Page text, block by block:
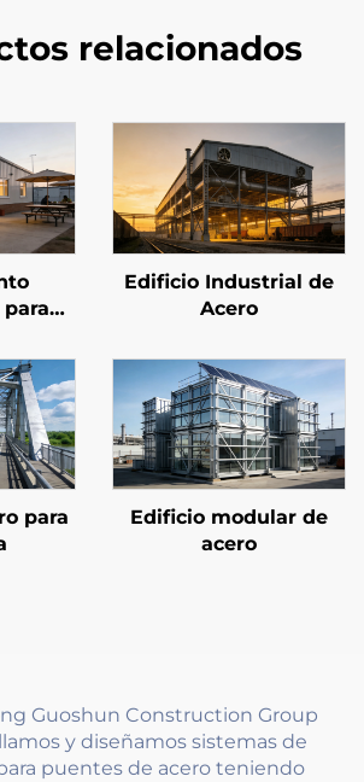
relacionados
Edificio Industrial de
Acero
para
Edificio modular de
acero
Guoshun Construction Group
y diseñamos sistemas de
puentes de acero teniendo